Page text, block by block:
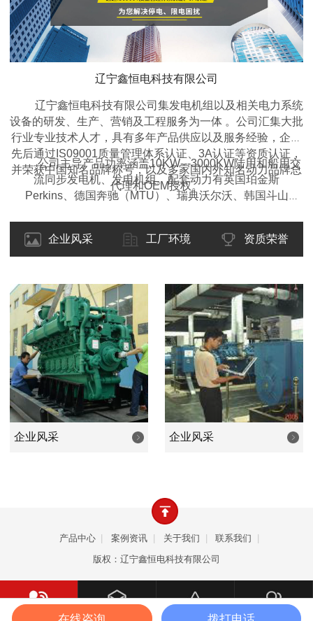
辽宁鑫恒电科技有限公司
辽宁鑫恒电科技有限公司集发电机组以及相关电力系统
设备的研发、生产、营销及工程服务为一体 。公司汇集大批
行业专业技术人才，具有多年产品供应以及服务经验，企业
先后通过IS09001质量管理体系认证、3A认证等资质认证，
并荣获中国知名品牌称号，以及多家国内外知名动力品牌总
代理和OEM授权。
公司主导产品功率涵盖10KW---3000KW陆用和船用交
流同步发电机、发电机组。配套动力有英国珀金斯
Perkins、德国奔驰（MTU）、瑞典沃尔沃、韩国斗山
车型、静音箱型、集装箱型、自动化型、全自动远程监控
型、多机自动并机并网调频调载型等各种型式的柴油发电机
用于工矿、企业、学校、医院、交通、酒店、房产、野外作
业等等行业的照明和设备动力之用。产品畅销全国，远销韩
国、朝鲜、欧美、东南亚、中东、非洲等众多国家和地区。
公司以优良的品质、卓越的价值、周到的服务，致力成
为发电机行业新时代优秀的品牌，是您值得依赖的合作伙
伴。
企业风采 工厂环境 资质荣誉
企业风采 企业风采
产品中心 案例资讯 关于我们 联系我们
版权：辽宁鑫恒电科技有限公司